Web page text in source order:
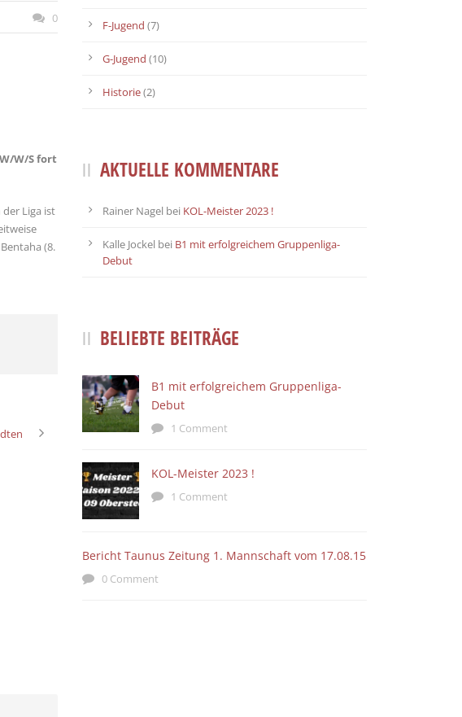
0
W/S fort
Liga ist
(8.
F-Jugend (7)
G-Jugend (10)
Historie(2)
AKTUELLE KOMMENTARE
Rainer Nagel bei KOL-Meister 2023 !
Kalle Jockel bei B1 mit erfolgreichem Gruppenliga-
Debut
BELIEBTE BEITRÄGE
B1 mit erfolgreichem Gruppenliga-
Debut
1 Comment
KOL-Meister 2023 !
1 Comment
Bericht Taunus Zeitung 1. Mannschaft vom 17.08.15
0 Comment